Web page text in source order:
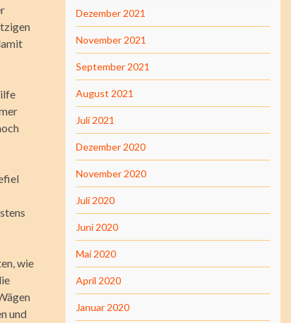
wie
und
Dezember 2021
November 2021
September 2021
August 2021
Juli 2021
Dezember 2020
November 2020
Juli 2020
Juni 2020
Mai 2020
April 2020
Januar 2020